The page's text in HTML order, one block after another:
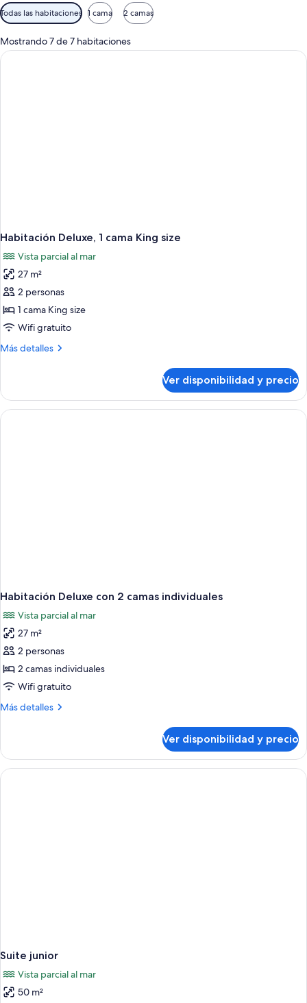
Filtros
disponibles
para
las
Todas las habitaciones 1 cama 2 camas
Mostrando 7 de 7 habitaciones
Habitación Deluxe, 1 cama King size
Vista parcial al mar
27 m²
2 personas
1 cama King size
Wifi gratuito
Más detalles
Más
Deluxe,
cama
Ver disponibilidad y precio
Habitación Deluxe con 2 camas individuales
Vista parcial al mar
27 m²
2 personas
2 camas individuales
Wifi gratuito
Más detalles
Más
Deluxe
con
2
Ver disponibilidad y precio
Suite junior
Vista parcial al mar
50 m²